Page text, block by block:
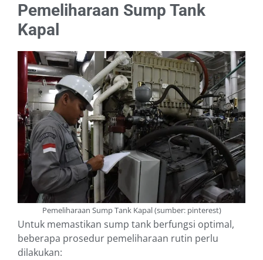
Pemeliharaan Sump Tank
Kapal
Pemeliharaan Sump Tank Kapal (sumber: pinterest)
Untuk memastikan sump tank berfungsi optimal,
beberapa prosedur pemeliharaan rutin perlu
dilakukan: